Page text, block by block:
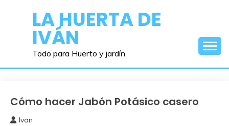
contenidoLA HUERTA DE
IVÁN
Todo para Huerto y jardín.
Abonos y
Cómo hacer Jabón Potásico casero
Ivan